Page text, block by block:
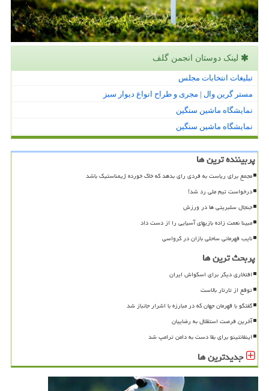
لینک دوستان انجمن گلف
تبلیغات انتخابات مجلس
مستر گرین وال | مجری و طراح انواع دیوار سبز
نمایشگاه ماشین سنگین
نمایشگاه ماشین سنگین
پربیننده ترین ها
مجمع برای ریاست به فردی رای بدهد که خاک خورده ژیمناستیک باشد
درخواست تیم ملی رد شد!
جنجال سلبریتی ها در ورزش
مبینا نعمت زاده بازیهای آسیایی را از دست داد
نایب قهرمانی ساحلی بازان در کرواسی
پربحث ترین ها
افتخاری دیگر برای اسکواش ایران
توقع از تارتار بالاست
گفتگو با قهرمان جهان که در مبارزه با اشرار جانباز شد
آخرین فرصت استقلال به رضاییان
اینفانتینو برای بقا دست به دامن ترامپ شد
جدیدترین ها